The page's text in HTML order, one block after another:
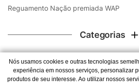
Nós usamos cookies e outras tecnologias
experiência em nossos serviços, personalizar
produtos de seu interesse. Ao utilizar nossos
Reguamento Nação premiada WAP
Categorias
Contato
WhatsApp